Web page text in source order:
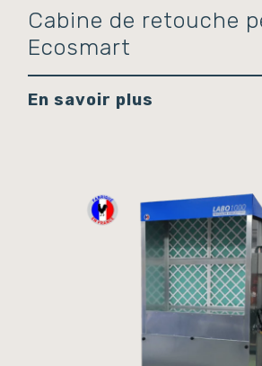
Cabine de retouche
Ecosmart
En savoir plus